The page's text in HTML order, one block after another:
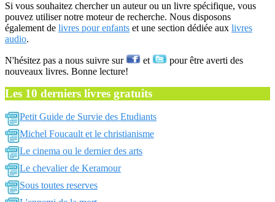
Si vous souhaitez chercher un auteur ou un livre spécifique, vous
pouvez utiliser notre moteur de recherche. Nous disposons
également de livres pour enfants et une section dédiée aux livres
audio.
N'hésitez pas a nous suivre sur et
pour être averti des
nouveaux livres. Bonne lecture!
Les 10 derniers livres gratuits
Petit Guide de Survie des Etudiants
Michel Foucault et le christianisme
Le cinema ou le dernier des arts
Le chevalier de Keramour
Sous toutes reserves